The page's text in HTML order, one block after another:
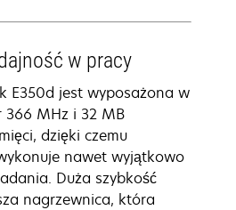
w pracy
E350d jest wyposażona w
366 MHz i 32 MB
dzięki czemu
nawet wyjątkowo
Duża szybkość
nagrzewnica, która